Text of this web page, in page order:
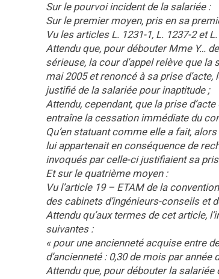
Sur le pourvoi incident de la salariée :
Sur le premier moyen, pris en sa
Vu les articles L. 1231-1, L. 1237-2 et
Attendu que, pour débouter Mme Y…
sérieuse, la cour d’appel relève que
mai 2005 et renoncé à sa prise
justifié de la salariée pour inaptitude ;
Attendu, cependant, que la prise
entraîne la cessation immédiate du
Qu’en statuant comme elle a fait,
lui appartenait en conséquence de
invoqués par celle-ci justifiaient sa
Et sur le quatrième moyen :
Vu l’article 19 – ETAM de la
des cabinets d’ingénieurs-conseils et
Attendu qu’aux termes de cet article,
suivantes :
« pour une ancienneté acquise entre
d’ancienneté : 0,30 de mois par
Attendu que, pour débouter la salariée